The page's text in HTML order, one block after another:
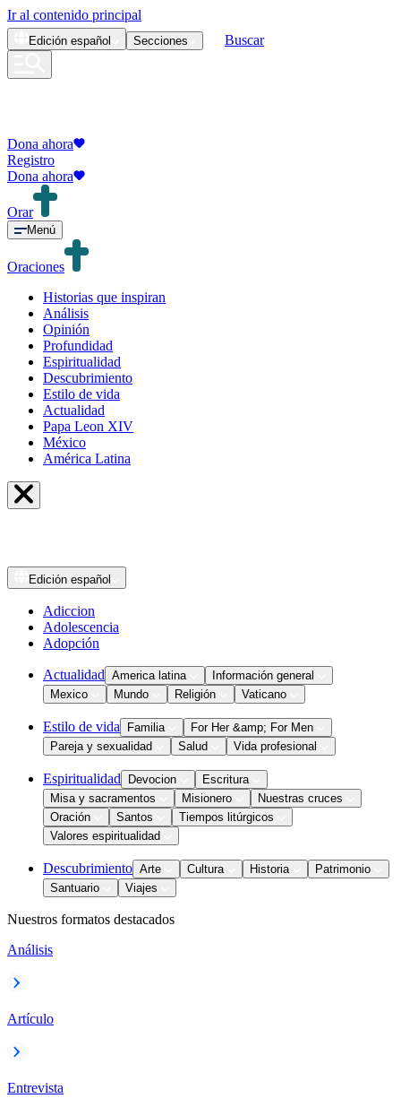
Ir al contenido principal
Edición español Secciones Buscar
Dona ahora
Registro
Dona ahora
Orar
Menú
Oraciones
Historias que inspiran
Análisis
Opinión
Profundidad
Espiritualidad
Descubrimiento
Estilo de vida
Actualidad
Papa Leon XIV
México
América Latina
Edición español
Adiccion
Adolescencia
Adopción
Actualidad America latina
Información general
Mexico
Mundo Religión Vaticano
Estilo de vida Familia
For Her &amp; For Men
Pareja y sexualidad
Salud Vida profesional
Espiritualidad Devocion
Escritura
Misa y sacramentos
Misionero
Nuestras cruces
Oración
Santos
Tiempos litúrgicos
Valores espiritualidad
Descubrimiento Arte Cultura Historia
Patrimonio
Santuario
Viajes
Nuestros formatos destacados
Análisis
Artículo
Entrevista